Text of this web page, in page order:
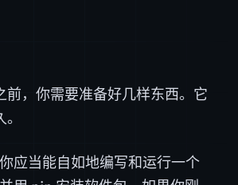
前，你需要准备好几样东西。它
你应当能自如地编写和运行一个